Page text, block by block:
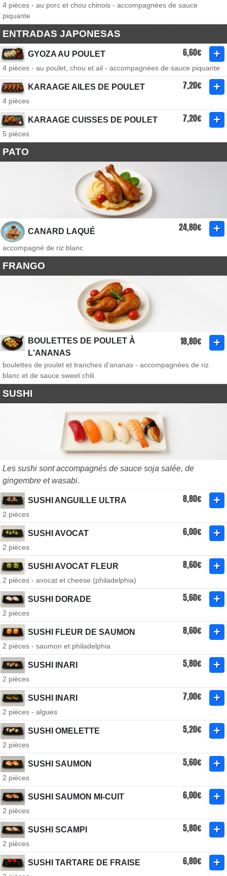
4 pièces - au porc et chou chinois - accompagnées de sauce
piquante
ENTRADAS JAPONESAS
GYOZA AU POULET 6,60€
4 pièces - au poulet, chou et ail - accompagnées de sauce piquante
KARAAGE AILES DE POULET 7,20€
4 pièces
KARAAGE CUISSES DE POULET 7,20€
5 pièces
PATO
CANARD LAQUÉ 24,80€
accompagné de riz blanc
FRANGO
BOULETTES DE POULET À
L'ANANAS
18,80€
boulettes de poulet et tranches d'ananas - accompagnées de riz
blanc et de sauce sweet chili
SUSHI
Les sushi sont accompagnés de sauce soja salée, de
gingembre et wasabi.
SUSHI ANGUILLE ULTRA 8,80€
2 pièces
SUSHI AVOCAT 6,00€
2 pièces
SUSHI AVOCAT FLEUR 8,60€
2 pièces - avocat et cheese (philadelphia)
SUSHI DORADE 5,60€
2 pièces
SUSHI FLEUR DE SAUMON 8,60€
2 pièces - saumon et philadelphia
SUSHI INARI 5,80€
2 pièces
SUSHI INARI 7,00€
2 pièces - algues
SUSHI OMELETTE 5,20€
2 pièces
SUSHI SAUMON 5,60€
2 pièces
SUSHI SAUMON MI-CUIT 6,00€
2 pièces
SUSHI SCAMPI 5,80€
2 pièces
SUSHI TARTARE DE FRAISE 6,80€